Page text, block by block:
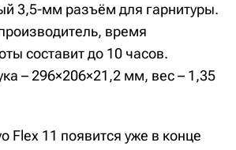
3,5-мм разъём для гарнитуры.
время
составит до 10 часов.
– 296×206×21,2 мм, вес – 1,35
Flex 11 появится уже в конце